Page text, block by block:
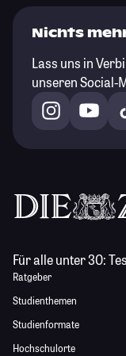
Nichts
Lass uns in
unseren Social-
Für alle unter 30:
Ratgeber
Studienthemen
Studienformate
Hochschulorte